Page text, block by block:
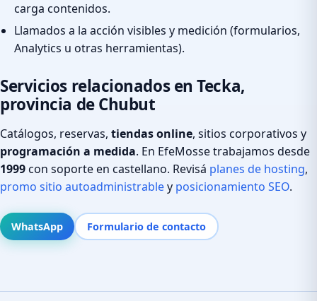
carga contenidos.
Llamados a la acción visibles y medición (formularios,
Analytics u otras herramientas).
Servicios relacionados en Tecka,
provincia de Chubut
Catálogos, reservas, tiendas online, sitios corporativos y
programación a medida. En EfeMosse trabajamos desde
1999con soporte en castellano. Revisá planes de hosting,
promo sitio autoadministrabley posicionamiento SEO.
WhatsApp Formulario de contacto